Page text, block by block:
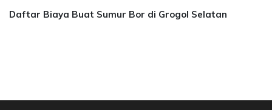
Daftar Biaya Buat Sumur Bor di Grogol Selatan